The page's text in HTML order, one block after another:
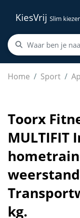
KiesVrij Slim
Home Sport
Toorx Fitness
Toorx
MULTIFIT
kg.